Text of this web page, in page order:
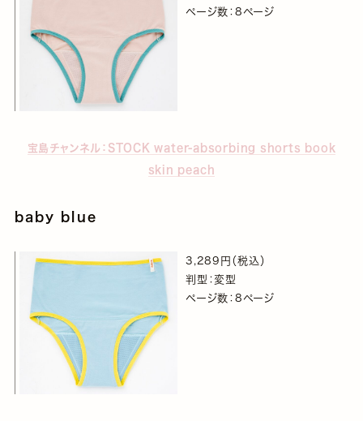
ページ数：8ページ
宝島チャンネル：STOCK water-absorbing shorts book
skin peach
baby blue
3,289円（税込）
判型：変型
ページ数：8ページ